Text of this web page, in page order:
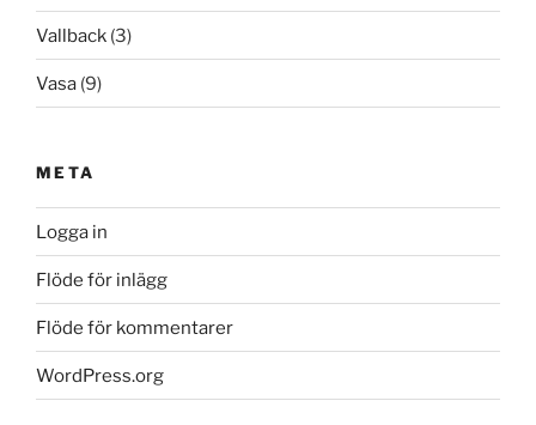
Vallback (3)
Vasa (9)
META
Logga in
Flöde för inlägg
Flöde för kommentarer
WordPress.org